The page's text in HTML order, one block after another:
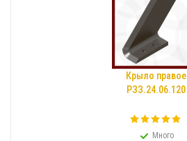
Крыло правое
РЗЗ.24.06.120
Много